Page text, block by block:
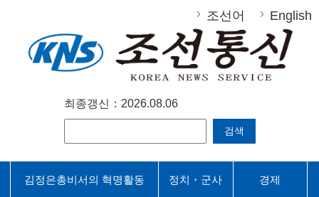
조선어 English
최종갱신：2026.08.06
검색
김정은총비서의 혁명활동 정치・군사 경제